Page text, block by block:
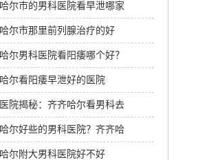
尔市的男科医院看早泄哪家
齐哈尔附大男科医院
尔市那里前列腺治疗的好
尔男科医院看阳痿哪个好？
尔附大男科医院
尔看阳痿早泄好的医院
院揭秘：齐齐哈尔看男科去
院-齐齐哈尔附大男科医院
尔好些的男科医院？齐齐哈
男科医院
尔附大男科医院好不好